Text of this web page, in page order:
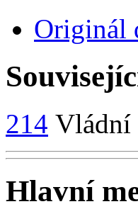
Originál
214 Vládní
Hlavní